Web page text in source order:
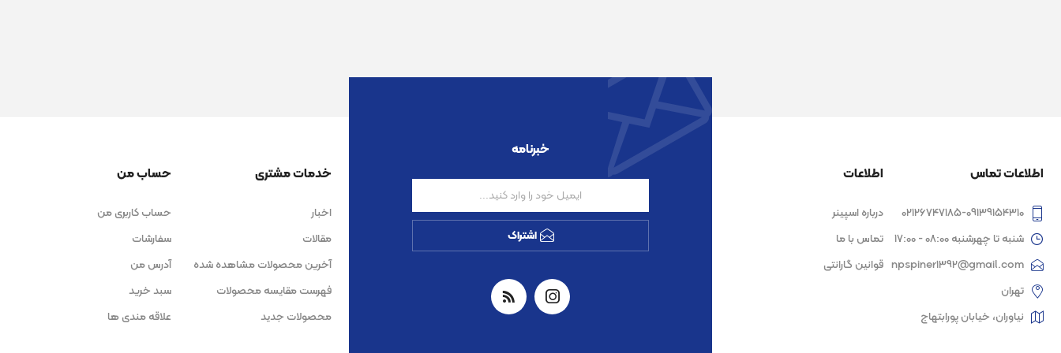
خبرنامه
اشتراک
اطلاعات تماس
02126747185-09139154310
شنبه تا چهرشنبه 08:00 - 17:00
npspiner1392@gmail.com
تهران
نیاوران، خیابان پورابتهاج
اطلاعات
درباره اسپینر
تماس با ما
قوانین گارانتی
خدمات مشتری
اخبار
مقالات
آخرین محصولات مشاهده شده
فهرست مقایسه محصولات
محصولات جدید
حساب من
حساب کاربری من
سفارشات
آدرس من
سبد خرید
علاقه مندی ها